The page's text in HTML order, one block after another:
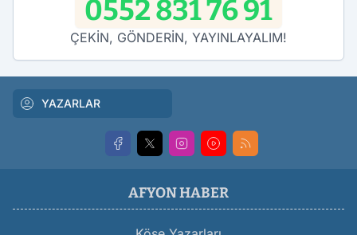
0552 831 76 91
ÇEKİN, GÖNDERİN, YAYINLAYALIM!
YAZARLAR
AFYON HABER